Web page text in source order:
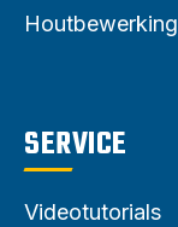
Houtbewerking
SERVICE
Videotutorials